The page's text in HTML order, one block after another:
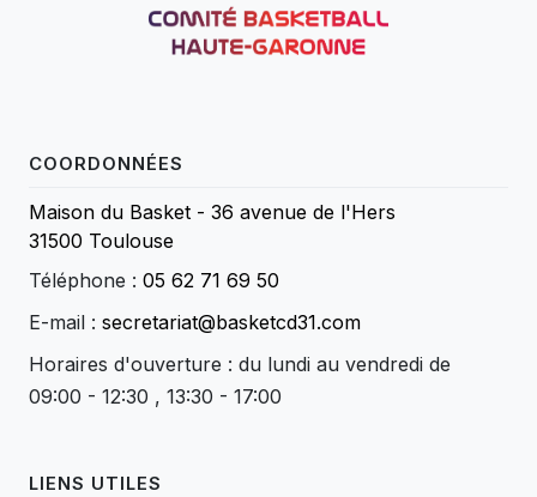
COORDONNÉES
Maison du Basket - 36 avenue de l'Hers
31500 Toulouse
Téléphone : 05 62 71 69 50
E-mail : secretariat@basketcd31.com
Horaires d'ouverture : du lundi au vendredi de
09:00 - 12:30 , 13:30 - 17:00
LIENS UTILES